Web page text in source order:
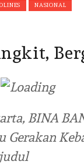
NASIONAL
BINA
Gerakan